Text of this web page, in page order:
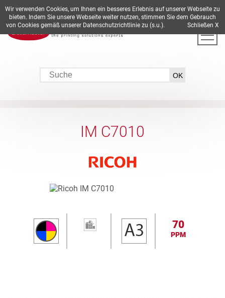
DE EN ES FR IT
IM C7010
70
PPM
Wir verwenden Cookies, um Ihnen ein besseres Erlebnis auf unserer Webseite zu
bieten. Indem Sie unsere Webseite weiter nutzen, stimmen Sie dem Gebrauch
von Cookies gemäß unserer Datenschutzrichtlinie zu (s.u.). Schließen X